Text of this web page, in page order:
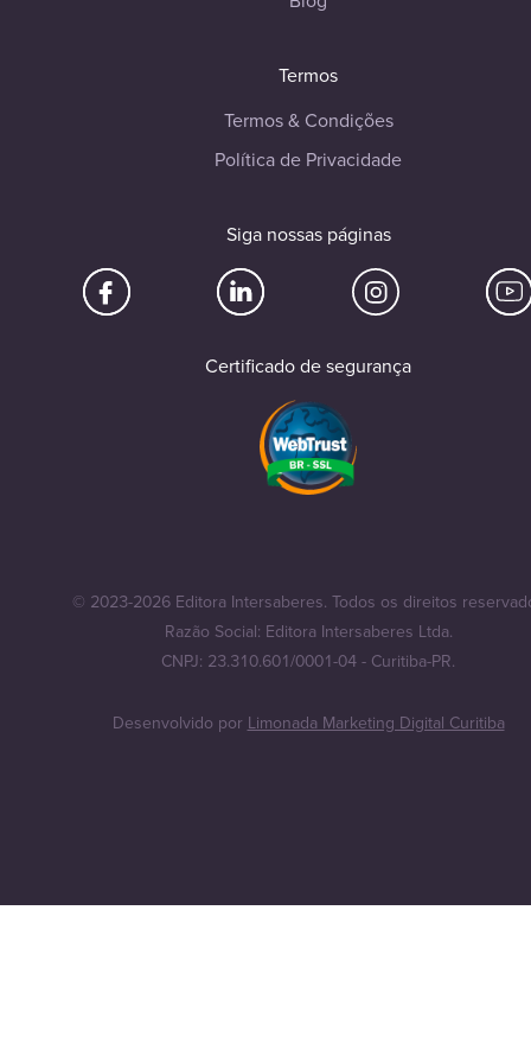
Termos
Termos & Condições
Política de Privacidade
Siga nossas páginas
Certificado de segurança
© 2023-2026 Editora Intersaberes. Todos os direitos
Razão Social: Editora Intersaberes Ltda.
CNPJ: 23.310.601/0001-04 - Curitiba-PR.
Desenvolvido por Limonada Marketing Digital Curitiba